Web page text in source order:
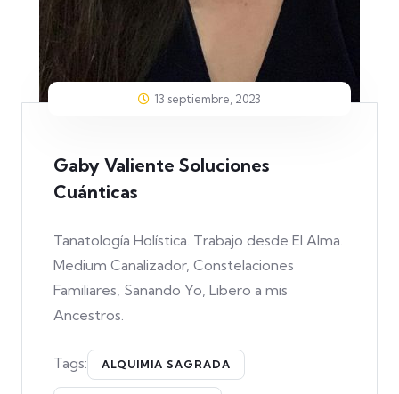
13 septiembre, 2023
Gaby Valiente Soluciones
Cuánticas
Tanatología Holística. Trabajo desde El Alma.
Medium Canalizador, Constelaciones
Familiares, Sanando Yo, Libero a mis
Ancestros.
Tags: ALQUIMIA SAGRADA